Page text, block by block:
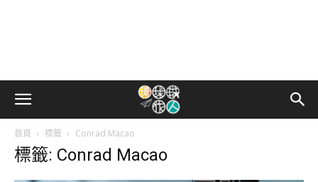
首頁 標籤 Conrad Macao
標籤: Conrad Macao